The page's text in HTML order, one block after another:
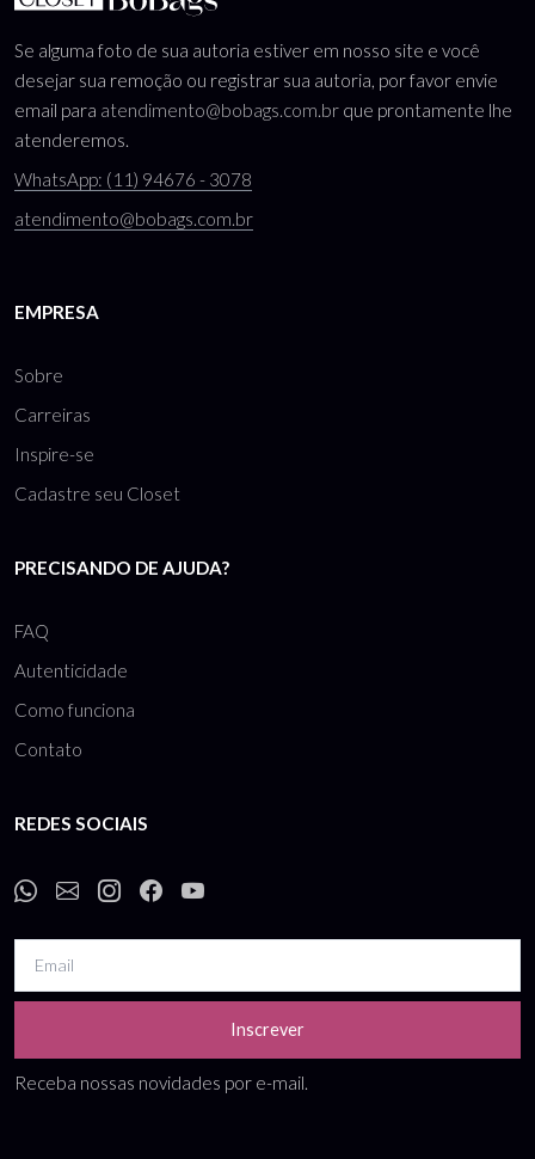
Se alguma foto de sua autoria estiver em nosso site e você
desejar sua remoção ou registrar sua autoria, por favor envie
email para atendimento@bobags.com.br que prontamente lhe
atenderemos.
WhatsApp: (11) 94676 - 3078
atendimento@bobags.com.br
EMPRESA
Sobre
Carreiras
Inspire-se
Cadastre seu Closet
PRECISANDO DE AJUDA?
FAQ
Autenticidade
Como funciona
Contato
REDES SOCIAIS
Inscrever
Receba nossas novidades por e-mail.